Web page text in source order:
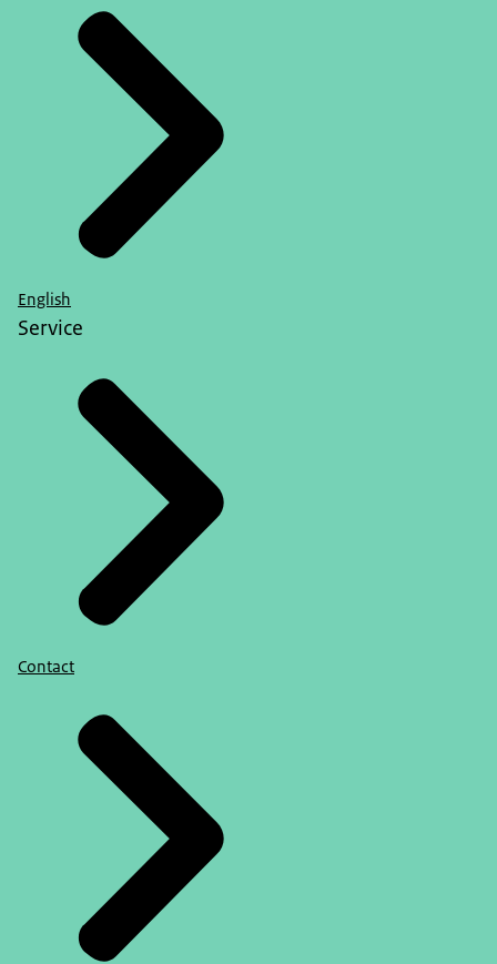
English
Service
Contact